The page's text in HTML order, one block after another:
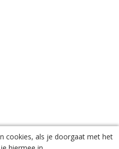
cookies, als je doorgaat met het
openingstijden afwijken.